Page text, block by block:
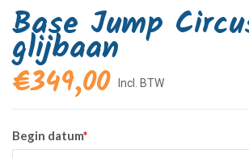
Base Jump
glijbaan
€349,00
Begin datum*